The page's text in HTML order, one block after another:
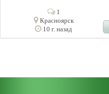
1
Красноярск
10 г. назад